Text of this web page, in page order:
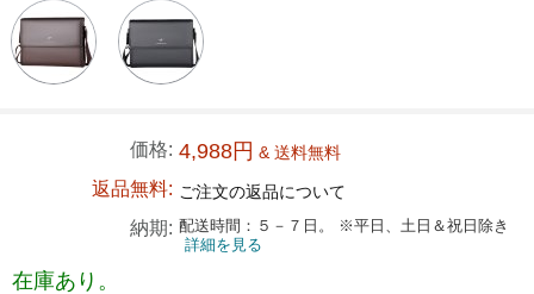
価格: 4,988円 & 送料無料
返品無料: ご注文の返品について
納期: 配送時間：５－７日。 ※平日、土日＆祝日除き
詳細を見る
在庫あり。